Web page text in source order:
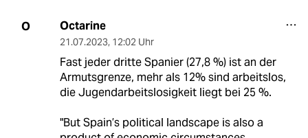
O Octarine
21.07.2023, 12:02 Uhr
Fast jeder dritte Spanier (27,8 %) ist an der
Armutsgrenze, mehr als 12% sind arbeitslos,
die Jugendarbeitslosigkeit liegt bei 25 %.
"But Spain’s political landscape is also a